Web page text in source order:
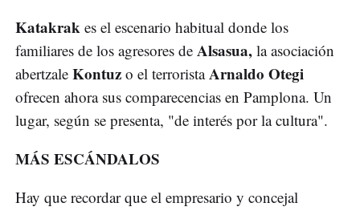
Katakrak es el escenario habitual donde los
familiares de los agresores de Alsasua, la asociación
abertzale Kontuz o el terroristaArnaldo Otegi
ofrecen ahora sus comparecencias en Pamplona. Un
lugar, según se presenta, "de interés por la cultura".
MÁS ESCÁNDALOS
Hay que recordar que el empresario y concejal